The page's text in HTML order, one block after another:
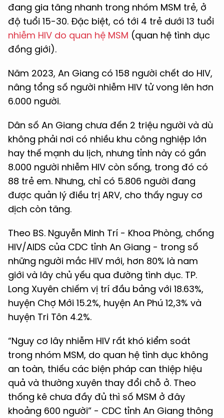
đang gia tăng nhanh trong nhóm MSM trẻ, ở
độ tuổi 15-30. Đặc biệt, có tới 4 trẻ dưới 13 tuổi
nhiễm HIV do quan hệ MSM (quan hệ tình dục
đồng giới).
Năm 2023, An Giang có 158 người chết do HIV,
nâng tổng số người nhiễm HIV tử vong lên hơn
6.000 người.
Dân số An Giang chưa đến 2 triệu người và dù
không phải nơi có nhiều khu công nghiệp lớn
hay thế mạnh du lịch, nhưng tỉnh này có gần
8.000 người nhiễm HIV còn sống, trong đó có
88 trẻ em. Nhưng, chỉ có 5.806 người đang
được quản lý điều trị ARV, cho thấy nguy cơ
dịch còn tăng.
Theo BS. Nguyễn Minh Trí - Khoa Phòng, chống
HIV/AIDS của CDC tỉnh An Giang - trong số
những người mắc HIV mới, hơn 80% là nam
giới và lây chủ yếu qua đường tình dục. TP.
Long Xuyên chiếm vị trí đầu bảng với 18.63%,
huyện Chợ Mới 15.2%, huyện An Phú 12,3% và
huyện Tri Tôn 4.2%.
“Nguy cơ lây nhiễm HIV rất khó kiểm soát
trong nhóm MSM, do quan hệ tình dục không
an toàn, thiếu các biện pháp can thiệp hiệu
quả và thường xuyên thay đổi chỗ ở. Theo
thống kê chưa đầy đủ thì số MSM ở đây
khoảng 600 người” - CDC tỉnh An Giang thông